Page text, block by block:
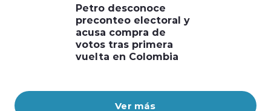
Ver más
Petro desconoce
preconteo electoral y
acusa compra de
votos tras primera
vuelta en Colombia